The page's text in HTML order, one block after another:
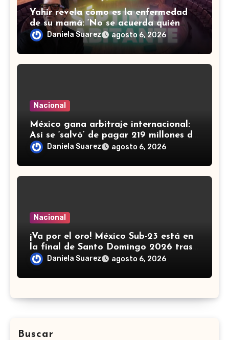
Yahir revela cómo es la enfermedad
de su mamá: ‘No se acuerda quién
soy, que canto’
Daniela Suarez agosto 6, 2026
Nacional
México gana arbitraje internacional:
Así se ‘salvó’ de pagar 219 millones de
dólares a fondos de EU
Daniela Suarez agosto 6, 2026
Nacional
¡Va por el oro! México Sub-23 está en
la final de Santo Domingo 2026 tras
golear a Panamá
Daniela Suarez agosto 6, 2026
Buscar